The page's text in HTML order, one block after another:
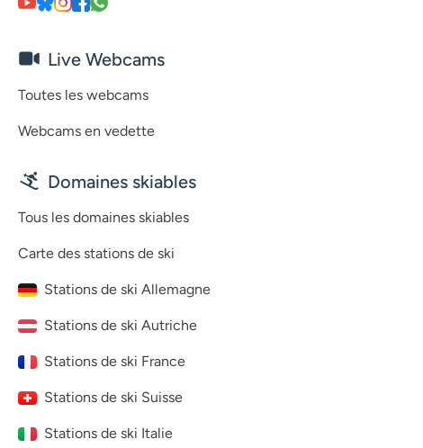
Live Webcams
Toutes les webcams
Webcams en vedette
Domaines skiables
Tous les domaines skiables
Carte des stations de ski
Stations de ski Allemagne
Stations de ski Autriche
Stations de ski France
Stations de ski Suisse
Stations de ski Italie